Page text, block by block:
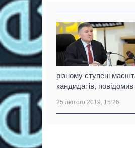
різному ступені
кандидатів,
25 лютого 2019, 15:26